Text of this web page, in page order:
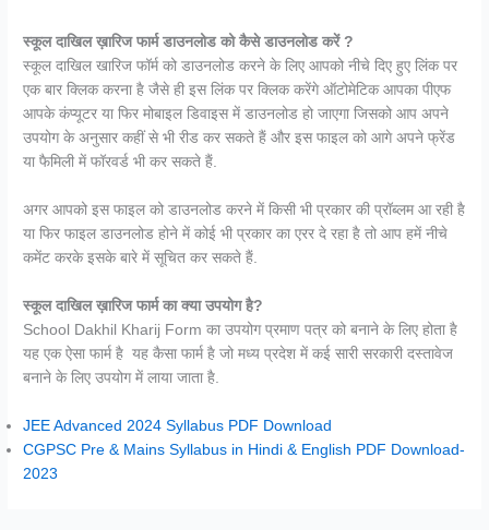
स्कूल दाखिल ख़ारिज फार्म डाउनलोड को कैसे डाउनलोड करें ?
स्कूल दाखिल खारिज फॉर्म को डाउनलोड करने के लिए आपको नीचे दिए हुए लिंक पर
एक बार क्लिक करना है जैसे ही इस लिंक पर क्लिक करेंगे ऑटोमेटिक आपका पीएफ
आपके कंप्यूटर या फिर मोबाइल डिवाइस में डाउनलोड हो जाएगा जिसको आप अपने
उपयोग के अनुसार कहीं से भी रीड कर सकते हैं और इस फाइल को आगे अपने फ्रेंड
या फैमिली में फॉरवर्ड भी कर सकते हैं.
अगर आपको इस फाइल को डाउनलोड करने में किसी भी प्रकार की प्रॉब्लम आ रही है
या फिर फाइल डाउनलोड होने में कोई भी प्रकार का एरर दे रहा है तो आप हमें नीचे
कमेंट करके इसके बारे में सूचित कर सकते हैं.
स्कूल दाखिल ख़ारिज फार्म का क्या उपयोग है?
School Dakhil Kharij Form का उपयोग प्रमाण पत्र को बनाने के लिए होता है
यह एक ऐसा फार्म है यह कैसा फार्म है जो मध्य प्रदेश में कई सारी सरकारी दस्तावेज
बनाने के लिए उपयोग में लाया जाता है.
JEE Advanced 2024 Syllabus PDF Download
CGPSC Pre & Mains Syllabus in Hindi & English PDF Download-
2023